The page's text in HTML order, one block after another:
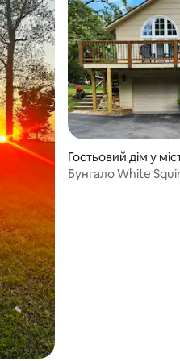
Гостьовий дім у
онвил
Бунгало White